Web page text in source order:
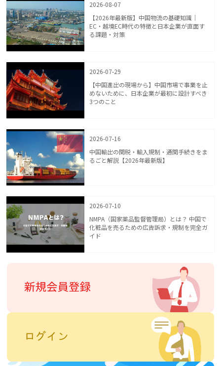
2026-08-07
【2026年最新版】中国物流の基礎知識｜
EC・越境EC時代の特徴と日本企業が直面す
る課題・対策
2026-07-29
【中国進出の現場から】中国市場で事業を止
めないために、日本企業が最初に設計すべき
3つのこと
2026-07-16
中国輸出の関税・輸入規制・通関手続きをま
るごと解説【2026年最新版】
2026-07-10
NMPA（国家薬品監督管理局）とは？ 中国で
化粧品を売るための広告訴求・規制を完全ガ
イド